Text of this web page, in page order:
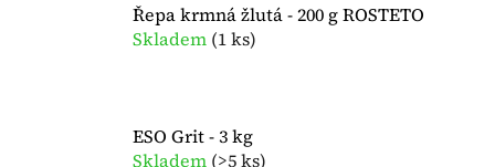
Řepa krmná žlutá - 200 g ROSTETO
Skladem (1 ks)
ESO Grit - 3 kg
Skladem (>5 ks)